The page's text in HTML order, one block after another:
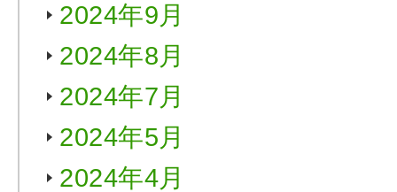
2024年9月
2024年8月
2024年7月
2024年5月
2024年4月